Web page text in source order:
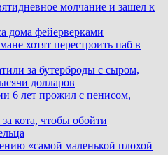
молчание и зашел к
дома фейерверками
хотят перестроить паб в
за бутерброды с сыром,
долларов
6 лет прожил с пенисом,
кота, чтобы обойти
«самой маленькой плохой